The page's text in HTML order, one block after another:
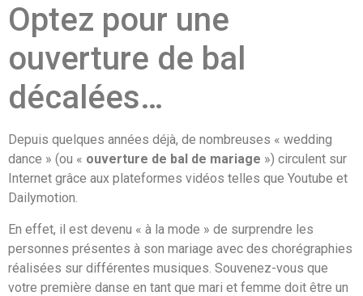
Optez pour une
ouverture de bal
décalées…
Depuis quelques années déjà, de nombreuses « wedding
dance » (ou « ouverture de bal de mariage ») circulent sur
Internet grâce aux plateformes vidéos telles que Youtube et
Dailymotion.
En effet, il est devenu « à la mode » de surprendre les
personnes présentes à son mariage avec des chorégraphies
réalisées sur différentes musiques. Souvenez-vous que
votre première danse en tant que mari et femme doit être un